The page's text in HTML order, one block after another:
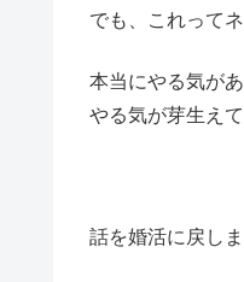
でも、これって
本当にやる気が
やる気が芽生え
話を婚活に戻しま